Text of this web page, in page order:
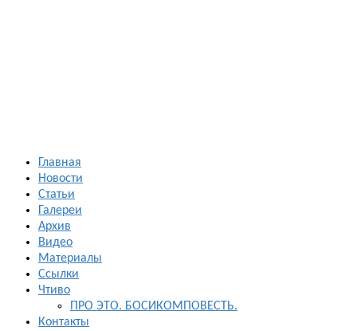
Главная
Новости
Статьи
Галереи
Архив
Видео
Материалы
Ссылки
Чтиво
ПРО ЭТО. БОСИКОМПОВЕСТЬ.
Контакты